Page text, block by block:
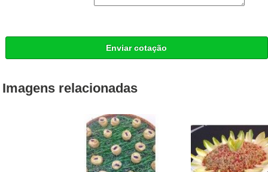
Enviar cotação
Imagens relacionadas